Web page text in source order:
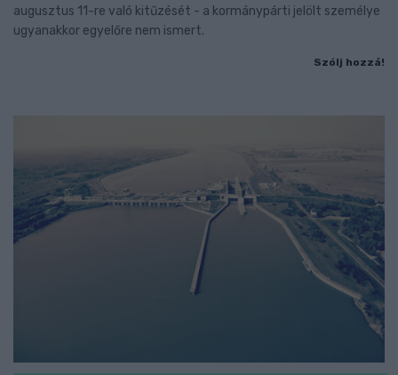
augusztus 11-re való kitűzését - a kormánypárti jelölt személye
ugyanakkor egyelőre nem ismert.
Szólj hozzá!